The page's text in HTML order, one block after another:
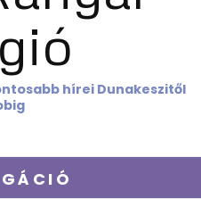
hírei Dunakeszitől